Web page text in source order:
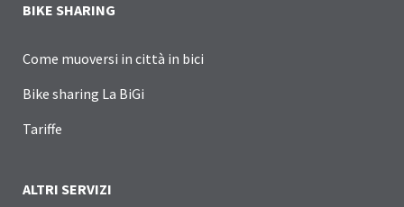
BIKE SHARING
Come muoversi in città in bici
Bike sharing La BiGi
Tariffe
ALTRI SERVIZI